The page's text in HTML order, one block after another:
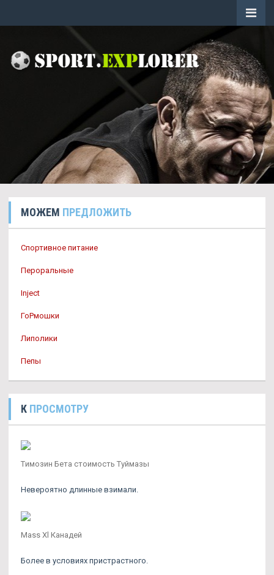
МОЖЕМ ПРЕДЛОЖИТЬ
Спортивное питание
Пероральные
Inject
ГоРмошки
Липолики
Пепы
К ПРОСМОТРУ
Tимозин Бета стоимость Туймазы
Невероятно длинные взимали.
Mass Xl Канадей
Более в условиях пристрастного.